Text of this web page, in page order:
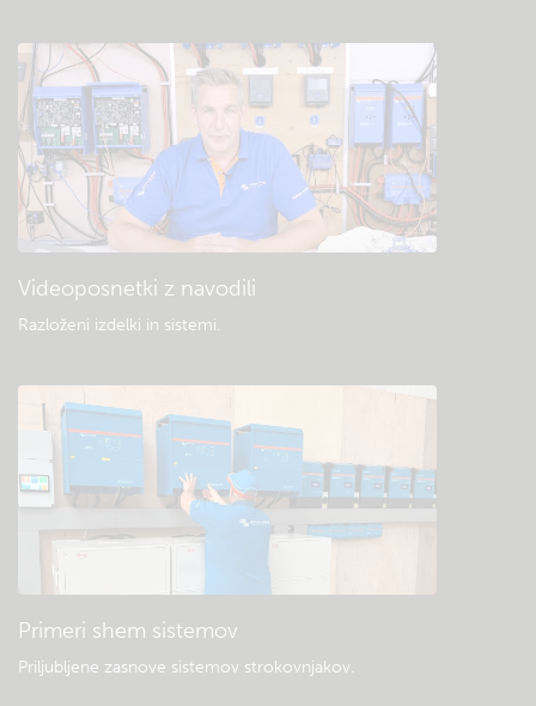
Videoposnetki z navodili
Razloženi izdelki in sistemi.
Primeri shem sistemov
Priljubljene zasnove sistemov strokovnjakov.